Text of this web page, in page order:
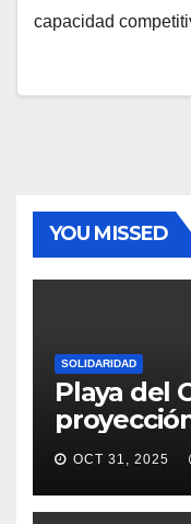
capacidad
YOU MISSED
SOLIDARIDAD
Playa del
OCT 31, 2025